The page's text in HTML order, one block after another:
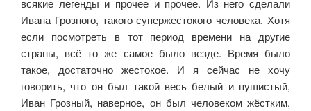
всякие легенды и прочее и прочее. Из него сделали
Ивана Грозного, такого супержестокого человека. Хотя
если посмотреть в тот период времени на другие
страны, всё то же самое было везде. Время было
такое, достаточно жестокое. И я сейчас не хочу
говорить, что он был такой весь белый и пушистый,
Иван Грозный, наверное, он был человеком жёстким,